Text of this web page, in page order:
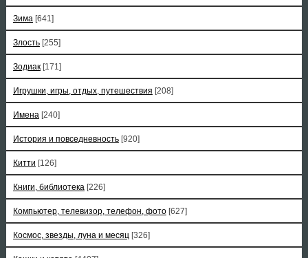
Зима [641]
Злость [255]
Зодиак [171]
Игрушки, игры, отдых, путешествия [208]
Имена [240]
История и повседневность [920]
Китти [126]
Книги, библиотека [226]
Компьютер, телевизор, телефон, фото [627]
Космос, звезды, луна и месяц [326]